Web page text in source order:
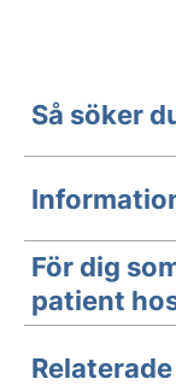
Så söker
För dig
patient